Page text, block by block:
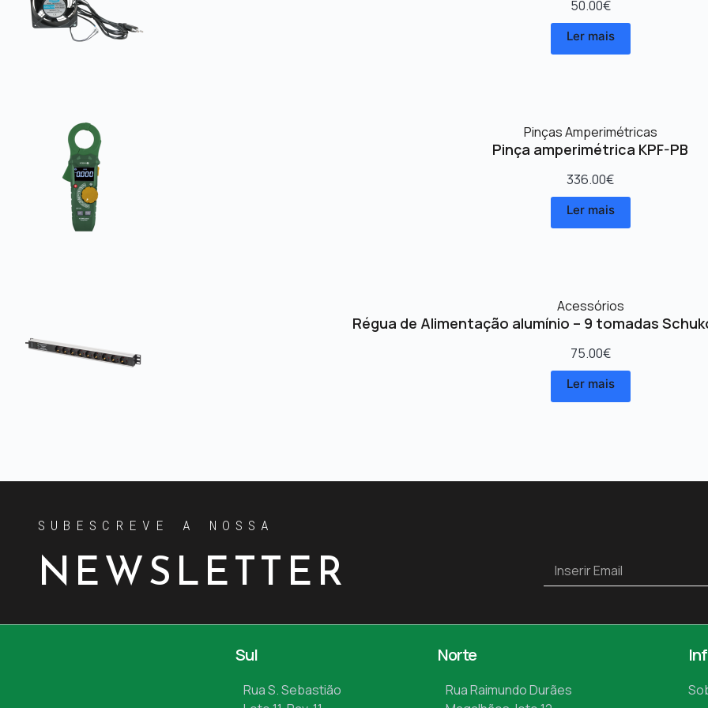
50.00€
Ler mais
Pinças Amperimétricas
Pinça amperimétrica KPF-PB
336.00€
Ler mais
Acessórios
Régua de Alimentação alumínio – 9 tomadas
75.00€
Ler mais
SUBESCREVE A NOSSA
NEWSLETTER
Sul
Rua S. Sebastião
Norte
Rua Raimundo Durães